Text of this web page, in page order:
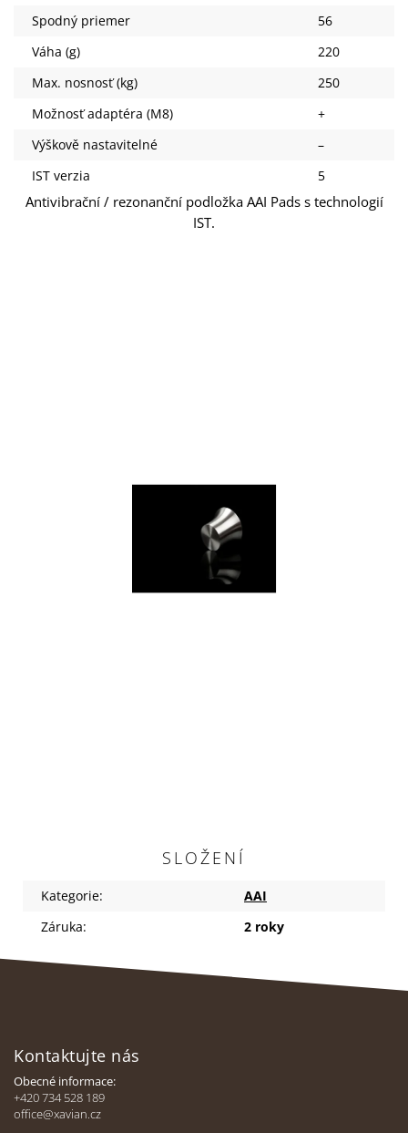
Spodný priemer
56
Váha (g)
220
Max. nosnosť (kg)
250
Možnosť adaptéra (M8)
+
Výškově nastavitelné
–
IST verzia
5
Antivibrační / rezonanční podložka AAI Pads s technologií
IST.
SLOŽENÍ
Kategorie:
AAI
Záruka: 2 roky
Kontaktujte nás
Obecné informace:
+420 734 528 189
office@xavian.cz